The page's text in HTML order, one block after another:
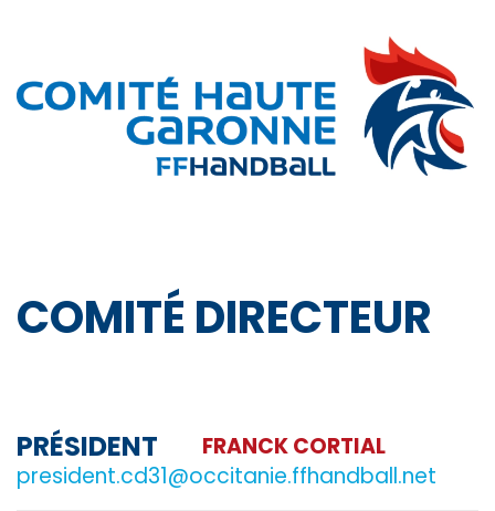
COMITÉ DIRECTEUR
PRÉSIDENT
FRANCK CORTIAL
president.cd31@occitanie.ffhandball.net